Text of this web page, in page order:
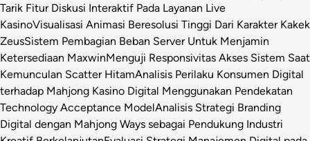
Tarik Fitur Diskusi Interaktif Pada Layanan Live
KasinoVisualisasi Animasi Beresolusi Tinggi Dari Karakter Kakek
ZeusSistem Pembagian Beban Server Untuk Menjamin
Ketersediaan MaxwinMenguji Responsivitas Akses Sistem Saat
Kemunculan Scatter HitamAnalisis Perilaku Konsumen Digital
terhadap Mahjong Kasino Digital Menggunakan Pendekatan
Technology Acceptance ModelAnalisis Strategi Branding
Digital dengan Mahjong Ways sebagai Pendukung Industri